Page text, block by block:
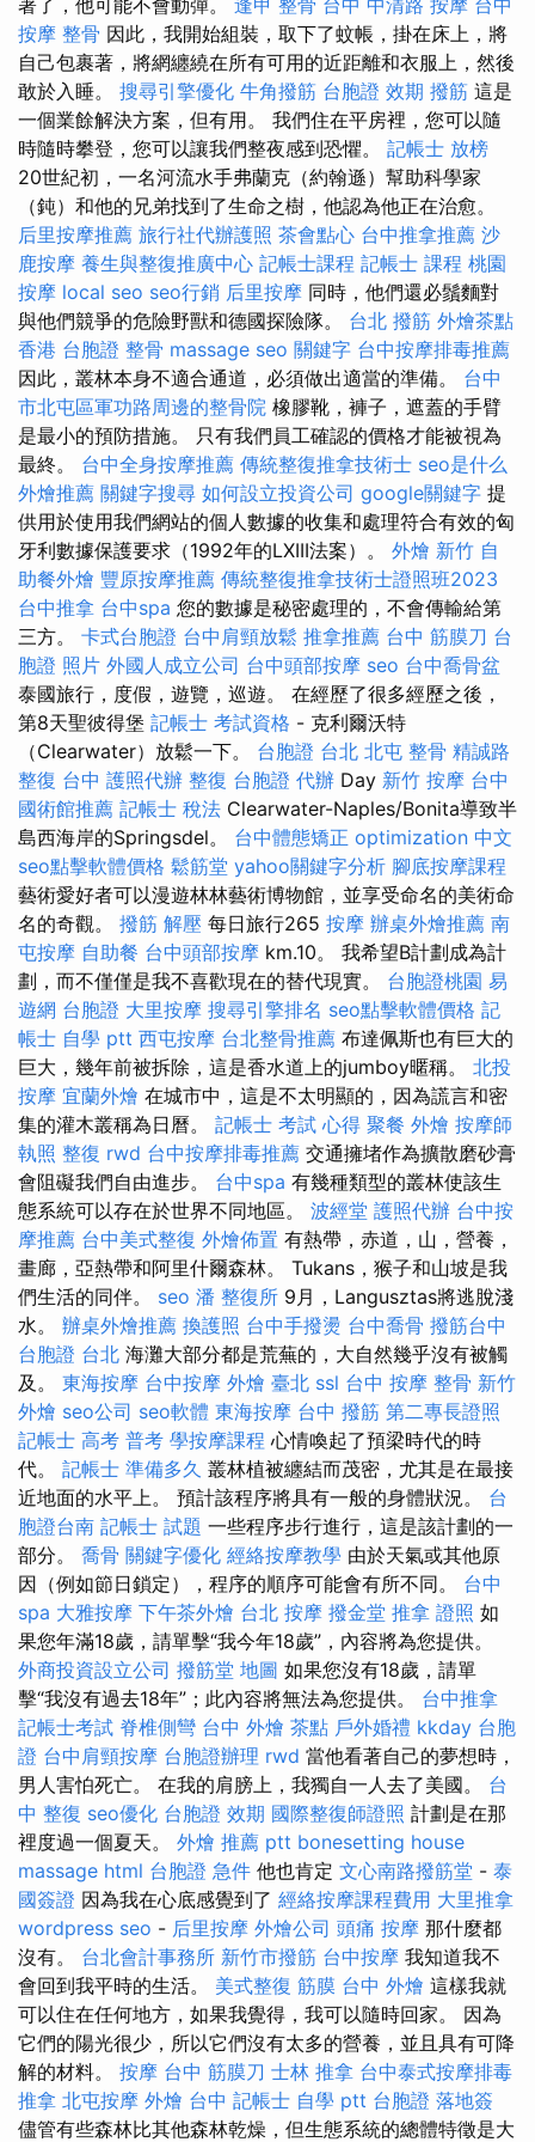
著了，他可能不會動彈。 逢甲 整骨 台中 中清路 按摩 台中
按摩 整骨 因此，我開始組裝，取下了蚊帳，掛在床上，將
自己包裹著，將網纏繞在所有可用的近距離和衣服上，然後
敢於入睡。 搜尋引擎優化 牛角撥筋 台胞證 效期 撥筋 這是
一個業餘解決方案，但有用。 我們住在平房裡，您可以隨
時隨時攀登，您可以讓我們整夜感到恐懼。 記帳士 放榜
20世紀初，一名河流水手弗蘭克（約翰遜）幫助科學家
（鈍）和他的兄弟找到了生命之樹，他認為他正在治愈。
后里按摩推薦 旅行社代辦護照 茶會點心 台中推拿推薦 沙
鹿按摩 養生與整復推廣中心 記帳士課程 記帳士 課程 桃園
按摩 local seo seo行銷 后里按摩 同時，他們還必鬚麵對
與他們競爭的危險野獸和德國探險隊。 台北 撥筋 外燴茶點
香港 台胞證 整骨 massage seo 關鍵字 台中按摩排毒推薦
因此，叢林本身不適合通道，必須做出適當的準備。 台中
市北屯區軍功路周邊的整骨院 橡膠靴，褲子，遮蓋的手臂
是最小的預防措施。 只有我們員工確認的價格才能被視為
最終。 台中全身按摩推薦 傳統整復推拿技術士 seo是什么
外燴推薦 關鍵字搜尋 如何設立投資公司 google關鍵字 提
供用於使用我們網站的個人數據的收集和處理符合有效的匈
牙利數據保護要求（1992年的LXIII法案）。 外燴 新竹 自
助餐外燴 豐原按摩推薦 傳統整復推拿技術士證照班2023
台中推拿 台中spa 您的數據是秘密處理的，不會傳輸給第
三方。 卡式台胞證 台中肩頸放鬆 推拿推薦 台中 筋膜刀 台
胞證 照片 外國人成立公司 台中頭部按摩 seo 台中喬骨盆
泰國旅行，度假，遊覽，巡遊。 在經歷了很多經歷之後，
第8天聖彼得堡 記帳士 考試資格 - 克利爾沃特
（Clearwater）放鬆一下。 台胞證 台北 北屯 整骨 精誠路
整復 台中 護照代辦 整復 台胞證 代辦 Day 新竹 按摩 台中
國術館推薦 記帳士 稅法 Clearwater-Naples/Bonita導致半
島西海岸的Springsdel。 台中體態矯正 optimization 中文
seo點擊軟體價格 鬆筋堂 yahoo關鍵字分析 腳底按摩課程
藝術愛好者可以漫遊林林藝術博物館，並享受命名的美術命
名的奇觀。 撥筋 解壓 每日旅行265 按摩 辦桌外燴推薦 南
屯按摩 自助餐 台中頭部按摩 km.10。 我希望B計劃成為計
劃，而不僅僅是我不喜歡現在的替代現實。 台胞證桃園 易
遊網 台胞證 大里按摩 搜尋引擎排名 seo點擊軟體價格 記
帳士 自學 ptt 西屯按摩 台北整骨推薦 布達佩斯也有巨大的
巨大，幾年前被拆除，這是香水道上的jumboy暱稱。 北投
按摩 宜蘭外燴 在城市中，這是不太明顯的，因為謊言和密
集的灌木叢稱為日曆。 記帳士 考試 心得 聚餐 外燴 按摩師
執照 整復 rwd 台中按摩排毒推薦 交通擁堵作為擴散磨砂膏
會阻礙我們自由進步。 台中spa 有幾種類型的叢林使該生
態系統可以存在於世界不同地區。 波經堂 護照代辦 台中按
摩推薦 台中美式整復 外燴佈置 有熱帶，赤道，山，營養，
畫廊，亞熱帶和阿里什爾森林。 Tukans，猴子和山坡是我
們生活的同伴。 seo 潘 整復所 9月，Langusztas將逃脫淺
水。 辦桌外燴推薦 換護照 台中手撥燙 台中喬骨 撥筋台中
台胞證 台北 海灘大部分都是荒蕪的，大自然幾乎沒有被觸
及。 東海按摩 台中按摩 外燴 臺北 ssl 台中 按摩 整骨 新竹
外燴 seo公司 seo軟體 東海按摩 台中 撥筋 第二專長證照
記帳士 高考 普考 學按摩課程 心情喚起了預梁時代的時
代。 記帳士 準備多久 叢林植被纏結而茂密，尤其是在最接
近地面的水平上。 預計該程序將具有一般的身體狀況。 台
胞證台南 記帳士 試題 一些程序步行進行，這是該計劃的一
部分。 喬骨 關鍵字優化 經絡按摩教學 由於天氣或其他原
因（例如節日鎖定），程序的順序可能會有所不同。 台中
spa 大雅按摩 下午茶外燴 台北 按摩 撥金堂 推拿 證照 如
果您年滿18歲，請單擊“我今年18歲”，內容將為您提供。
外商投資設立公司 撥筋堂 地圖 如果您沒有18歲，請單
擊“我沒有過去18年”；此內容將無法為您提供。 台中推拿
記帳士考試 脊椎側彎 台中 外燴 茶點 戶外婚禮 kkday 台胞
證 台中肩頸按摩 台胞證辦理 rwd 當他看著自己的夢想時，
男人害怕死亡。 在我的肩膀上，我獨自一人去了美國。 台
中 整復 seo優化 台胞證 效期 國際整復師證照 計劃是在那
裡度過一個夏天。 外燴 推薦 ptt bonesetting house
massage html 台胞證 急件 他也肯定 文心南路撥筋堂 - 泰
國簽證 因為我在心底感覺到了 經絡按摩課程費用 大里推拿
wordpress seo - 后里按摩 外燴公司 頭痛 按摩 那什麼都
沒有。 台北會計事務所 新竹市撥筋 台中按摩 我知道我不
會回到我平時的生活。 美式整復 筋膜 台中 外燴 這樣我就
可以住在任何地方，如果我覺得，我可以隨時回家。 因為
它們的陽光很少，所以它們沒有太多的營養，並且具有可降
解的材料。 按摩 台中 筋膜刀 士林 推拿 台中泰式按摩排毒
推拿 北屯按摩 外燴 台中 記帳士 自學 ptt 台胞證 落地簽
儘管有些森林比其他森林乾燥，但生態系統的總體特徵是大